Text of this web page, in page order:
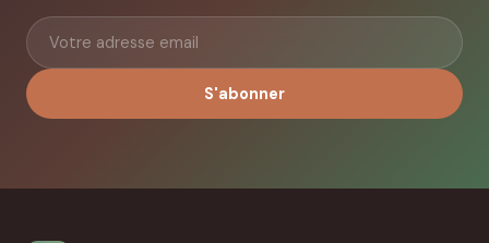
S'abonner